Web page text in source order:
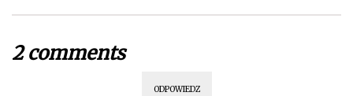
2 comments
ODPOWIEDZ